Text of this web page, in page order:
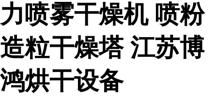
力喷雾干燥机 喷粉
造粒干燥塔 江苏博
鸿烘干设备